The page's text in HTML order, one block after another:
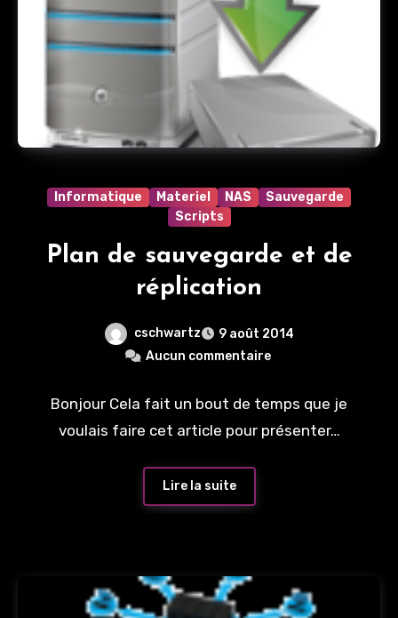
Informatique Materiel NAS
Sauvegarde
Scripts
Plan de sauvegarde et de
réplication
cschwartz
9 août 2014
Aucun commentaire
Bonjour Cela fait un bout de temps que je
voulais faire cet article pour présenter…
Lire la suite